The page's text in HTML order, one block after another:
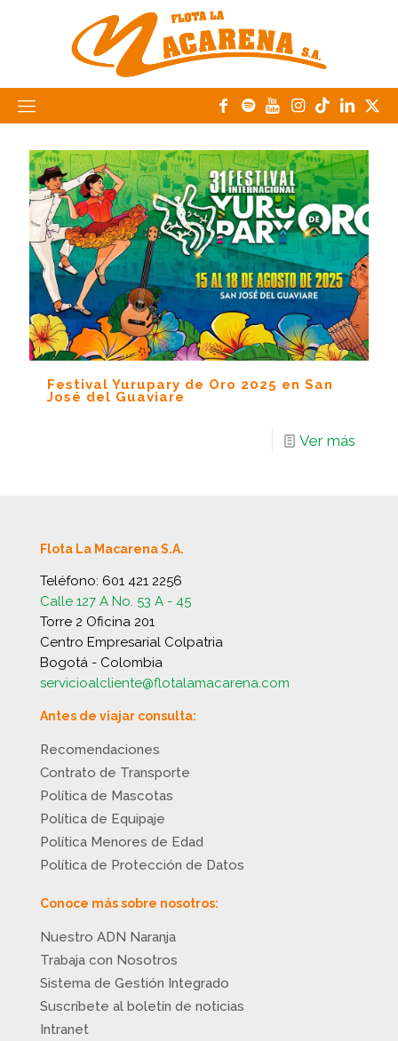
Festival Yurupary de Oro 2025 en San
José del Guaviare
Ver más
Flota La Macarena S.A.
Teléfono: 601 421 2256
Calle 127 A No. 53 A - 45
Torre 2 Oficina 201
Centro Empresarial Colpatria
Bogotá - Colombia
servicioalcliente@flotalamacarena.com
Antes de viajar consulta:
Recomendaciones
Contrato de Transporte
Política de Mascotas
Política de Equipaje
Política Menores de Edad
Política de Protección de Datos
Conoce más sobre nosotros:
Nuestro ADN Naranja
Trabaja con Nosotros
Sistema de Gestión Integrado
Suscríbete al boletín de noticias
Intranet